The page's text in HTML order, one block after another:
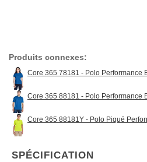
Produits connexes:
Core 365 78181 - Polo Performance
Core 365 88181 - Polo Performance
Core 365 88181Y - Polo Piqué
SPÉCIFICATION